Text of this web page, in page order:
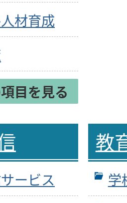
材育成
目を見る
ービス
教
学